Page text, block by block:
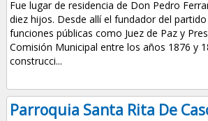
Fue lugar de residencia de Don Pedro
diez hijos. Desde allí el fundador del
funciones públicas como Juez de Paz y
Comisión Municipal entre los años 1876 y
construcci...
Parroquia Santa Rita De